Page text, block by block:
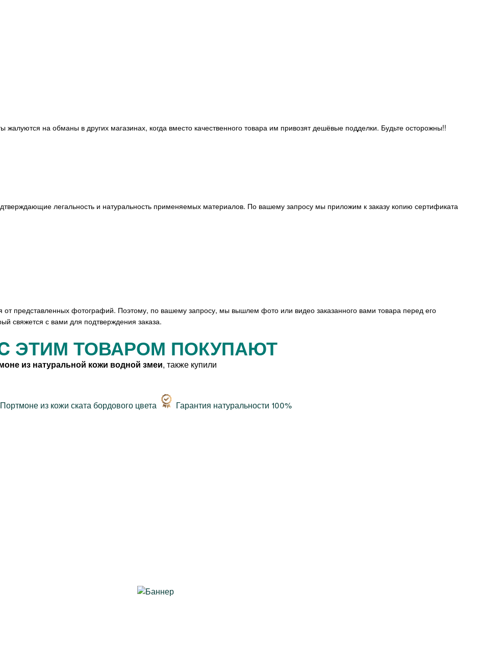
жалуются на обманы в других магазинах, когда вместо качественного товара им привозят дешёвые подделки. Будьте осторожны!!
легальность и натуральность применяемых материалов. По вашему запросу мы приложим к заказу копию сертификата
от представленных фотографий. Поэтому, по вашему запросу, мы вышлем фото или видео заказанного вами товара перед его
свяжется с вами для подтверждения заказа.
ЭТИМ ТОВАРОМ ПОКУПАЮТ
из натуральной кожи водной змеи, также купили
Гарантия натуральности 100%